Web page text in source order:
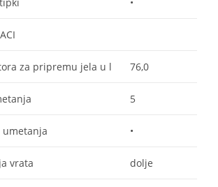
za pripremu jela u l 76,0
5
umetanja •
vrata dolje